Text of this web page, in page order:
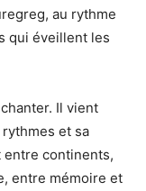
au rythme
qui éveillent les
Il vient
et sa
entre continents,
entre mémoire et